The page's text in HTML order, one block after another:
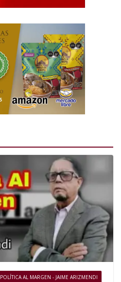
POLÍTICA AL MARGEN - JAIME ARIZMENDI